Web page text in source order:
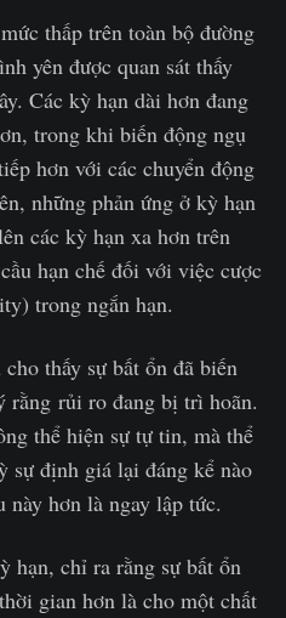
thấp trên toàn bộ đường
yên được quan sát thấy
Các kỳ hạn dài hơn đang
trong khi biến động ngụ
hơn với các chuyển động
những phản ứng ở kỳ hạn
các kỳ hạn xa hơn trên
hạn chế đối với việc cược
trong ngắn hạn.
thấy sự bất ổn đã biến
rằng rủi ro đang bị trì hoãn.
thể hiện sự tự tin, mà thể
sự định giá lại đáng kể nào
này hơn là ngay lập tức.
hạn, chỉ ra rằng sự bất ổn
gian hơn là cho một chất